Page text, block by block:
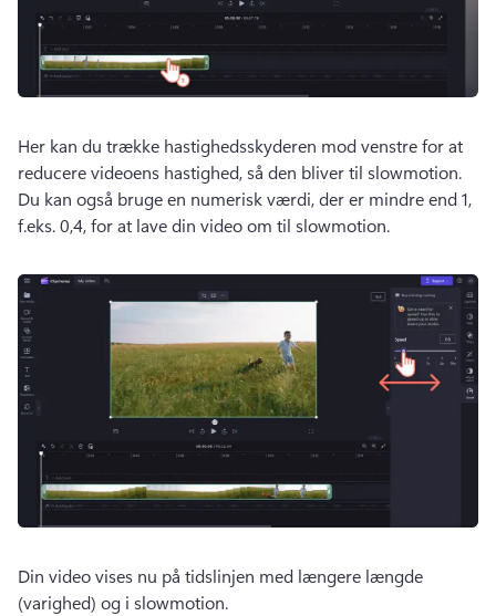
Her kan du trække hastighedsskyderen mod venstre for at
Du kan også bruge en numerisk værdi, der er mindre end 1,
f.eks. 0,4, for at lave din video om til slowmotion.
Din video vises nu på tidslinjen med længere længde
(varighed) og i slowmotion.